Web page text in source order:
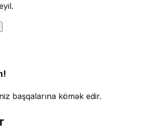
başqalarına kömək edir.